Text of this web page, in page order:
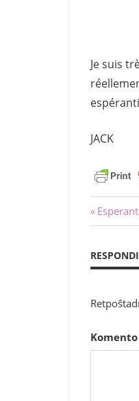
Je suis
JACK
Antaŭa
afiŝo:
RESPONDI
Komento